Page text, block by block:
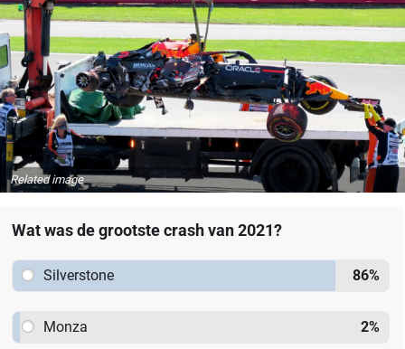
Related image
Wat was de grootste crash van 2021?
Silverstone 86%
Monza 2%